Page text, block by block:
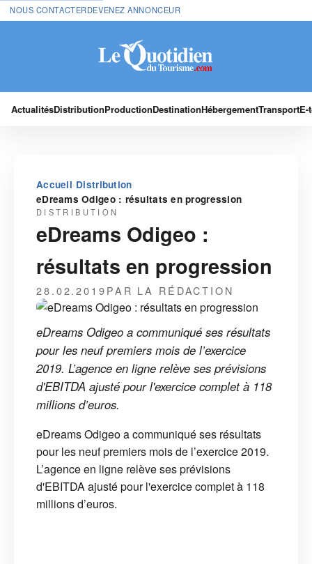
NOUS CONTACTERDEVENEZ ANNONCEUR
ActualitésDistributionProductionDestinationHébergementTransport
Accueil›Distribution›
eDreams Odigeo : résultats en progression
DISTRIBUTION
eDreams Odigeo :
résultats en progression
28.02.2019PAR LA RÉDACTION
eDreams Odigeo a communiqué ses résultats
pour les neuf premiers mois de l’exercice
2019. L’agence en ligne relève ses prévisions
d'EBITDA ajusté pour l'exercice complet à 118
millions d’euros.
eDreams Odigeo a communiqué ses résultats
pour les neuf premiers mois de l’exercice 2019.
L’agence en ligne relève ses prévisions
d'EBITDA ajusté pour l'exercice complet à 118
millions d’euros.